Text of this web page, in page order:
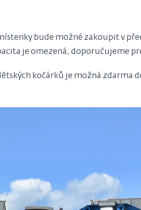
bude možné zakoupit v
je omezená, doporučujeme
kočárků je možná zdarma